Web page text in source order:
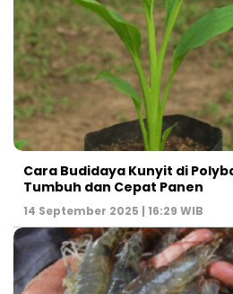
Cara Budidaya Kunyit di
Tumbuh dan Cepat Panen
14 September 2025 | 16:29 WIB